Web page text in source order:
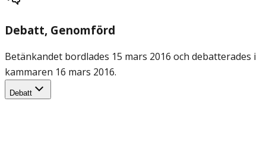
Debatt, Genomförd
Betänkandet bordlades 15 mars 2016 och debatterades i
kammaren 16 mars 2016.
Debatt